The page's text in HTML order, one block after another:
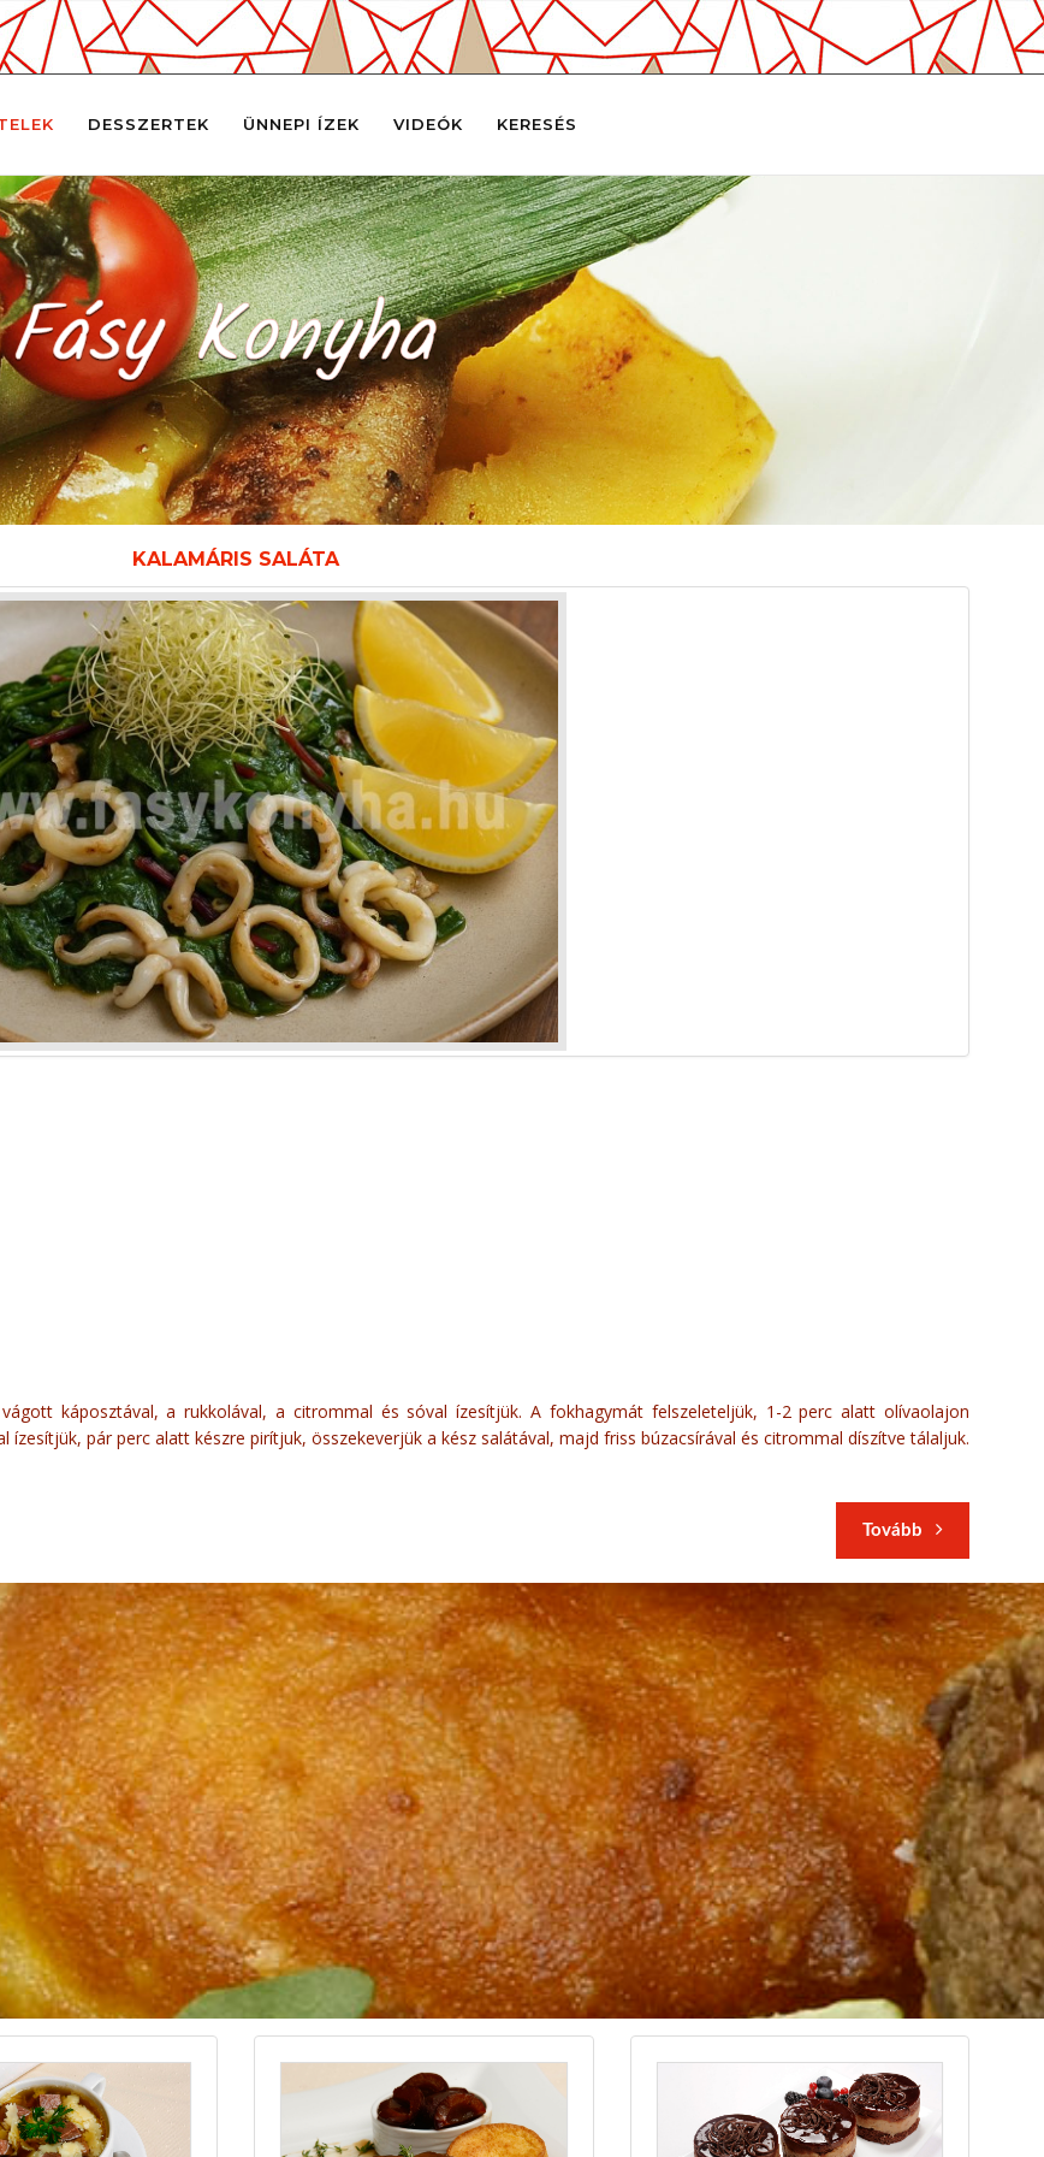
DESSZERTEK ÜNNEPI ÍZEK VIDEÓK KERESÉS
KALAMÁRIS SALÁTA
káposztával, a rukkolával, a citrommal és sóval ízesítjük. A fokhagymát felszeleteljük, 1-2 perc alatt olívaolajon
pár perc alatt készre pirítjuk, összekeverjük a kész salátával, majd friss búzacsírával és citrommal díszítve tálaljuk.
Tovább